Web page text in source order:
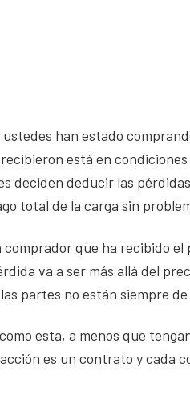
han estado
está en
deducir las
total de la carga sin
que ha recibido
va a ser más allá del
partes no están siempre
esta, a menos que
es un contrato y cada